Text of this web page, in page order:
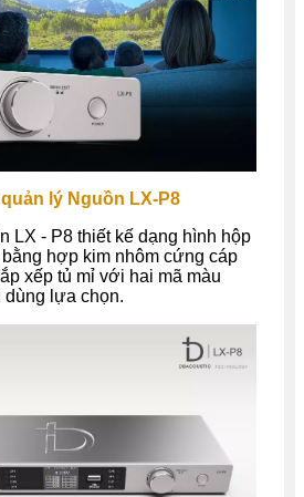
lý Nguồn LX-P8
LX - P8 thiết kế dạng hình hộp
hợp kim nhôm cứng cáp
xếp tủ mỉ với hai mã màu
lựa chọn.